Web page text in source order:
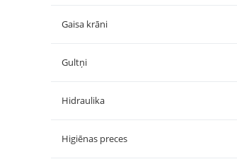
Gaisa krāni
Gultņi
Hidraulika
Higiēnas preces